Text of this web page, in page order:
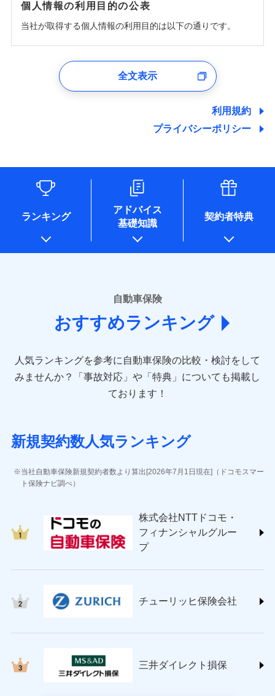
個人情報の利用目的の公表
当社が取得する個人情報の利用目的は以下の通りです。
ユーザー登録受付および、管理のため
しくは委託を受けている保険会社・提携会社の保険その他に
関する情報を提供し、金融商品等の契約を勧奨するため、ま
た維持管理等の委託業務遂行のため、またそれらに付帯、関
情報を取引のある他の保険会社の商品・サービスをご提案す
るために利用させていただくことがあります。）
各種セミナーの開催のため
コンサルティングサービスの実施のため
アンケートやキャンペーン等の実施のため
上記に係る案内・手続き・管理等付帯業務を行うため
* 当社が委託を受けている保険会社の情報は、保険会社のホ
ームページに掲載しておりますので、ご確認ください。
あいおいニッセイ同和損害保険株式会社
(https://www.aioinissaydowa.co.jp/)
アクサ損害保険株式会社 (https://www.axa-
direct.co.jp/)
sompo.co.jp/)
東京海上ダイレクト損害保険株式会社 (https://www.e-
AIG損害保険株式会社 (https://www.aig.co.jp/sonpo)
ジェイアイ傷害火災保険株式会社
ソニー損害保険株式会社
(https://www.sonysonpo.co.jp/)
ＳＯＭＰＯダイレクト損害保険株式会社
(https://www.sompo-direct.co.jp/)
チューリッヒ保険会社 (https://www.zurich.co.jp/)
(https://www.nisshinfire.co.jp/)
(https://www.petfamilyins.co.jp/)
ins.com/)
三井ダイレクト損害保険株式会社
全文表示
利用規約
プライバシーポリシー
ランキング
アドバイス
基礎知識
契約者特典
自動車保険
おすすめランキング
人気ランキングを参考に自動車保険の比較・検討をして
みませんか？
「事故対応」や「特典」についても掲載し
ております！
新規契約数人気ランキング
当社自動車保険新規契約者数より算出[2026年7月1日現在]（ドコモスマー
ト保険ナビ調べ）
株式会社NTTドコモ・
フィナンシャルグルー
プ
チューリッヒ保険会社
三井ダイレクト損保